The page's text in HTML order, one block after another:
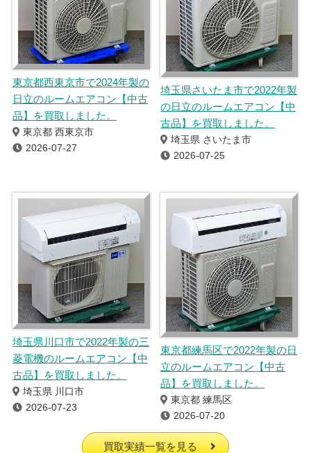
東京都西東京市で2024年製の
日立のルームエアコン【中古
品】を買取しました。
東京都 西東京市
2026-07-27
埼玉県さいたま市で2022年製
の日立のルームエアコン【中
古品】を買取しました。
埼玉県 さいたま市
2026-07-25
埼玉県川口市で2022年製の三
菱電機のルームエアコン【中
古品】を買取しました。
埼玉県 川口市
2026-07-23
東京都練馬区で2022年製の日
立のルームエアコン【中古
品】を買取しました。
東京都 練馬区
2026-07-20
買取実績一覧を見る